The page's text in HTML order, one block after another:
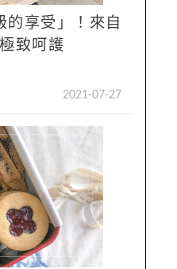
的享受」！來自
致呵護
2021-07-27